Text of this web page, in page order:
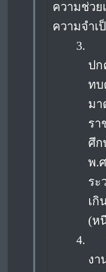
ความช่ว
ความจำเ
3.
ปก
ทบ
มา
ร
ศึก
พ.
ระ
เ
(ห
4.
ง